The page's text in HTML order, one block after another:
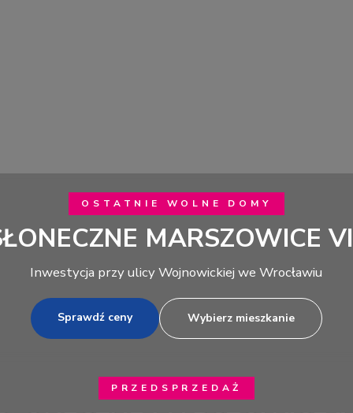
OSTATNIE WOLNE DOMY
MARSZOWICE
Inwestycja przy ulicy Wojnowickiej we Wrocławiu
Sprawdź ceny Wybierz mieszkanie
PRZEDSPRZEDAŻ